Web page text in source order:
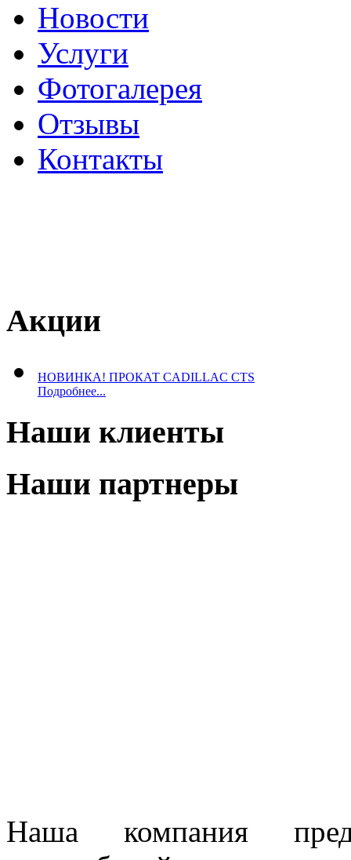
Новости
Услуги
Фотогалерея
Отзывы
­Контакты
Акции
НОВИНКА! ПРОКАТ CADILLAC CTS
Подробнее...
Наши клиенты
Наши партнеры
Наша компания